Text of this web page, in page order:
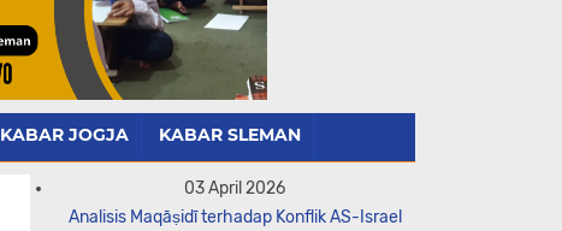
KABAR JOGJA KABAR SLEMAN
03 April 2026
Analisis Maqāṣidī terhadap Konflik AS-Israel